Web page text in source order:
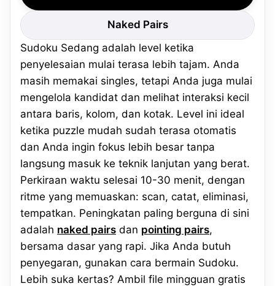
Naked Pairs
Sudoku Sedang adalah level ketika
penyelesaian mulai terasa lebih tajam. Anda
masih memakai singles, tetapi Anda juga mulai
mengelola kandidat dan melihat interaksi kecil
antara baris, kolom, dan kotak. Level ini ideal
ketika puzzle mudah sudah terasa otomatis
dan Anda ingin fokus lebih besar tanpa
langsung masuk ke teknik lanjutan yang berat.
Perkiraan waktu selesai 10-30 menit, dengan
ritme yang memuaskan: scan, catat, eliminasi,
tempatkan. Peningkatan paling berguna di sini
adalah naked pairs dan pointing pairs,
bersama dasar yang rapi. Jika Anda butuh
penyegaran, gunakan cara bermain Sudoku.
Lebih suka kertas? Ambil file mingguan gratis